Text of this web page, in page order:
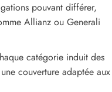
pouvant différer,
Allianz ou Generali
catégorie induit des
couverture adaptée aux